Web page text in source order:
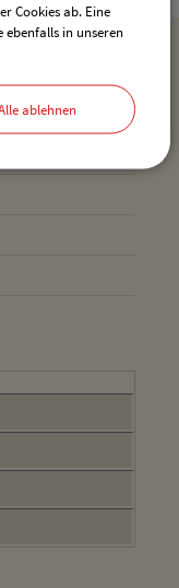
Cookies ab. Eine
ebenfalls in unseren
ablehnen